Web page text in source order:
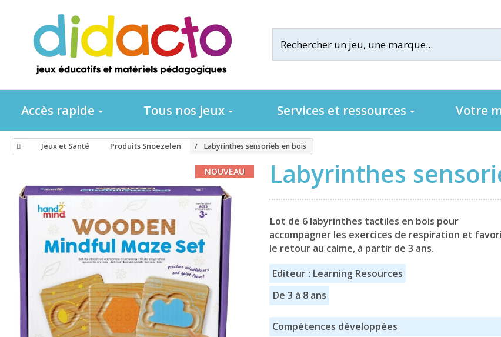
Accès rapide Tous nos jeux Services et ressources Votre
Jeux et Santé Produits Snoezelen Labyrinthes sensoriels en bois
NOUVEAU Labyrinthes
Lot de 6 labyrinthes tactiles en bois pour
accompagner les exercices de respiration et
le retour au calme, à partir de 3 ans.
Editeur : Learning Resources
De 3 à 8 ans
Compétences développées